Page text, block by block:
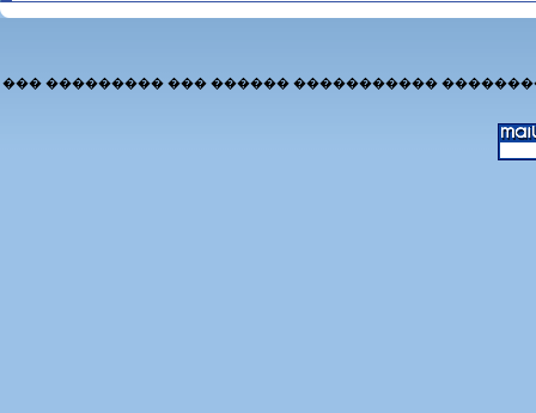
��� ��������� ��� ������ �����������